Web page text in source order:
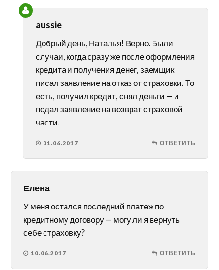
aussie
Добрый день, Наталья! Верно. Были
случаи, когда сразу же после оформления
кредита и получения денег, заемщик
писал заявление на отказ от страховки. То
есть, получил кредит, снял деньги — и
подал заявление на возврат страховой
части.
01.06.2017 ОТВЕТИТЬ
Елена
У меня остался последний платеж по
кредитному договору — могу ли я вернуть
себе страховку?
10.06.2017 ОТВЕТИТЬ